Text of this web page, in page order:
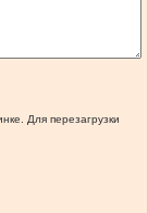
Для перезагрузки